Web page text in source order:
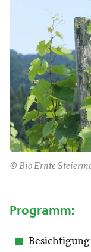
© Bio Ernte
Programm: